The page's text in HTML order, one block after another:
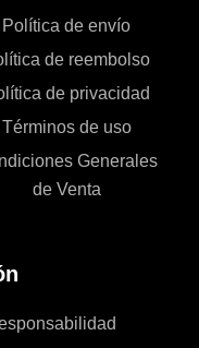
Política de envío
de reembolso
de privacidad
Términos de uso
Generales
de Venta